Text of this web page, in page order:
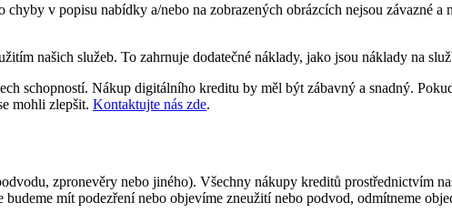
v popisu nabídky a/nebo na zobrazených obrázcích nejsou závazné a
našich služeb. To zahrnuje dodatečné náklady, jako jsou náklady na
schopností. Nákup digitálního kreditu by měl být zábavný a snadný.
mohli zlepšit. Kontaktujte nás zde.
zpronevěry nebo jiného). Všechny nákupy kreditů prostřednictvím
mít podezření nebo objevíme zneužití nebo podvod, odmítneme